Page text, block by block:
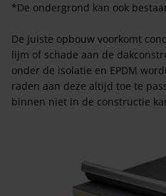
*De ondergrond kan ook
De juiste opbouw voorkomt
lijm of schade aan de
onder de isolatie en EPDM
raden aan deze altijd toe te
binnen niet in de constructie